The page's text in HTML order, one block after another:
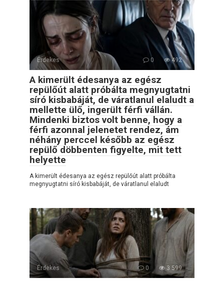
Érdekes 0 492
A kimerült édesanya az egész
repülőút alatt próbálta megnyugtatni
síró kisbabáját, de váratlanul elaludt a
mellette ülő, ingerült férfi vállán.
Mindenki biztos volt benne, hogy a
férfi azonnal jelenetet rendez, ám
néhány perccel később az egész
repülő döbbenten figyelte, mit tett
helyette
A kimerült édesanya az egész repülőút alatt próbálta
megnyugtatni síró kisbabáját, de váratlanul elaludt
Érdekes 0 3 599